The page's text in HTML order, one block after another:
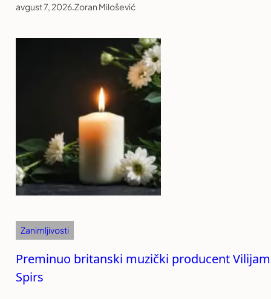
avgust 7, 2026.Zoran Milošević
Zanimljivosti
Preminuo britanski muzički producent
Spirs